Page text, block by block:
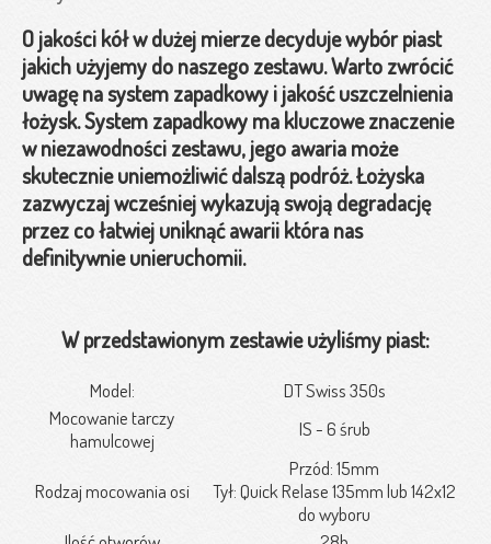
O jakości kół w dużej mierze decyduje wybór piast
jakich użyjemy do naszego zestawu. Warto zwrócić
uwagę na system zapadkowy i jakość uszczelnienia
łożysk. System zapadkowy ma kluczowe znaczenie
w niezawodności zestawu, jego awaria może
skutecznie uniemożliwić dalszą podróż. Łożyska
zazwyczaj wcześniej wykazują swoją degradację
przez co łatwiej uniknąć awarii która nas
definitywnie unieruchomii.
W przedstawionym zestawie użyliśmy piast:
Model:
DT Swiss 350s
Mocowanie tarczy
hamulcowej
IS - 6 śrub
Rodzaj mocowania osi
Przód: 15mm
Tył: Quick Relase 135mm lub 142x12
do wyboru